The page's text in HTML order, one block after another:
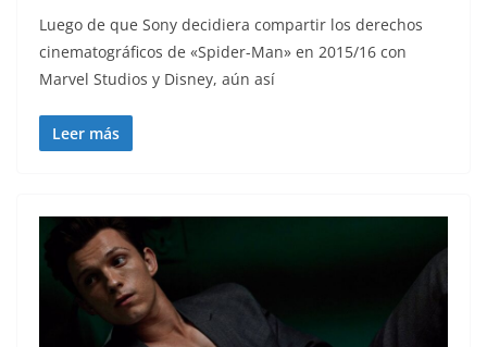
Luego de que Sony decidiera compartir los derechos
cinematográficos de «Spider-Man» en 2015/16 con
Marvel Studios y Disney, aún así
Leer más